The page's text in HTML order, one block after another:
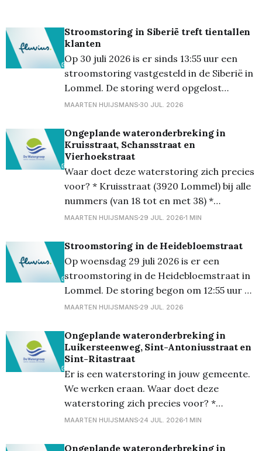
Stroomstoring in Siberië treft tientallen
klanten
Op 30 juli 2026 is er sinds 13:55 uur een
stroomstoring vastgesteld in de Siberië in
Lommel. De storing werd opgelost
omstreeks 20.00 uur. * Getroffen straat:
100 * Gepland: Nee * Bewoners verwittigd:
Nee * Status: Opgelost sinds 20.00 uur
Het gaat om een
MAARTEN HUIJSMANS 30 JUL. 2026
Ongeplande wateronderbreking in
Kruisstraat, Schansstraat en
Vierhoekstraat
Waar doet deze waterstoring zich precies
voor? * Kruisstraat (3920 Lommel) bij alle
nummers (van 18 tot en met 38) *
Schansstraat (3920 Lommel) bij alle
Vierhoekstraat (3920 Lommel) bij oneven
nummers (van 14 tot en met 17). Ten
laatste op 29 juli om 15.
MAARTEN HUIJSMANS 29 JUL. 2026 1 MIN
Stroomstoring in de Heidebloemstraat
Op woensdag 29 juli 2026 is er een
stroomstoring in de Heidebloemstraat in
Lommel. De storing begon om 12:55 uur en
is sinds 14.00 uur opgelost * Getroffen
getroffen klanten: minder dan 20 *
Gepland: nee * Bewoners verwittigd: nee *
Status: opgelost Het gaat om een
ongeplande storing.
MAARTEN HUIJSMANS 29 JUL. 2026
Ongeplande wateronderbreking in
Luikersteenweg, Sint-Antoniusstraat en
Sint-Ritastraat
Er is een waterstoring in jouw gemeente.
We werken eraan. Waar doet deze
waterstoring zich precies voor? *
Luikersteenweg (3920 Lommel) bij oneven
Antoniusstraat (3920 Lommel) bij alle
MAARTEN HUIJSMANS 24 JUL. 2026 1 MIN
Ongeplande wateronderbreking in